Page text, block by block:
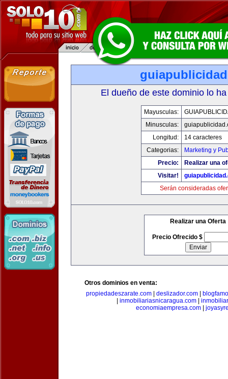
El dueño de este dominio lo
Mayusculas:
Minusculas:
Longitud:
14 caracteres
Categorias:
Marketing y
Precio:
Realizar una
Visitar!
Serán consideradas
Realizar una Oferta
Precio Ofrecido $
Otros dominios en venta:
propiedadeszarate.com| deslizador.com|
inmobiliariasnicaragua.com
economiaempresa.com|